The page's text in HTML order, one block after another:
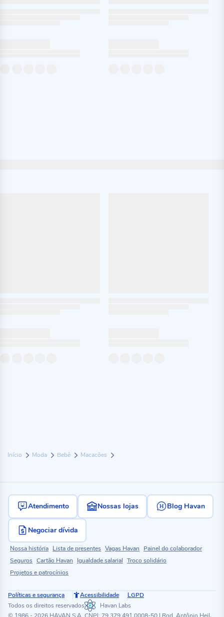
Início Moda Bebê Macacões
Atendimento Nossas lojas Blog Havan
Negociar dívida
Nossa história Lista de presentes Vagas Havan
Painel do colaborador
Seguros Cartão Havan Igualdade salarial Troco solidário
Projetos e patrocínios
Políticas e segurança Acessibilidade
LGPD
Todos os direitos reservados
Havan Labs